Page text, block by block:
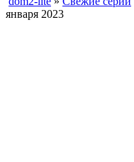
января 2023